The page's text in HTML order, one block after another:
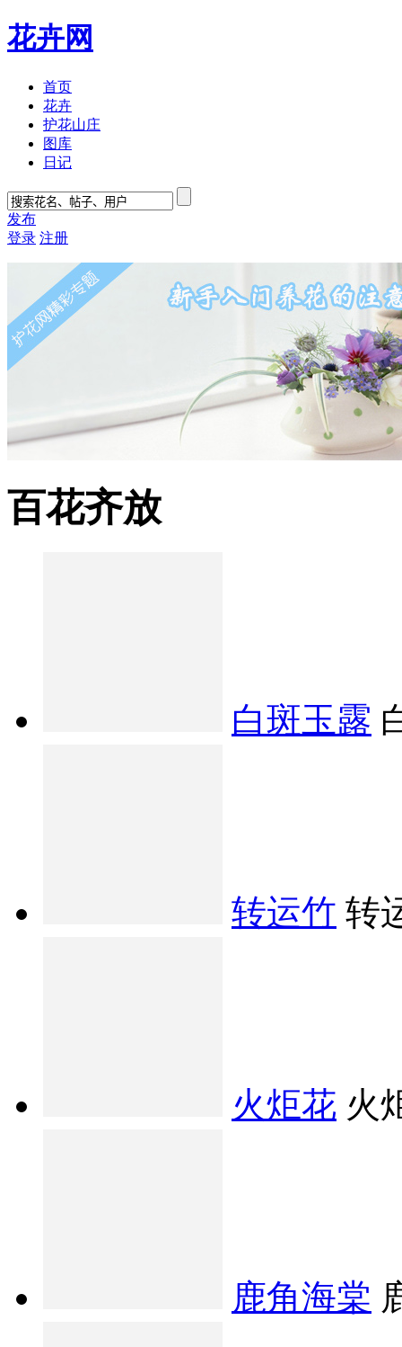
花卉网
首页
花卉
护花山庄
图库
日记
发布
登录 注册
百花齐放
白斑玉露
转运竹 转
火炬花 火
鹿角海棠